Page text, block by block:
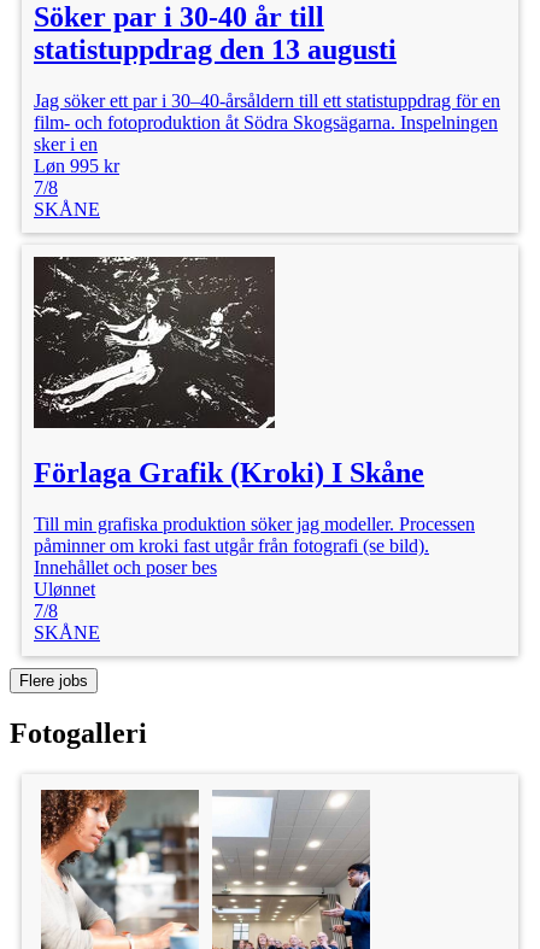
Söker par i 30-40 år till
statistuppdrag den 13 augusti
Jag söker ett par i 30–40-årsåldern till ett statistuppdrag för en
film- och fotoproduktion åt Södra Skogsägarna. Inspelningen
sker i en
Løn 995 kr
7/8
SKÅNE
Förlaga Grafik (Kroki) I Skåne
Till min grafiska produktion söker jag modeller. Processen
påminner om kroki fast utgår från fotografi (se bild).
Innehållet och poser bes
Ulønnet
7/8
SKÅNE
Flere jobs
Fotogalleri